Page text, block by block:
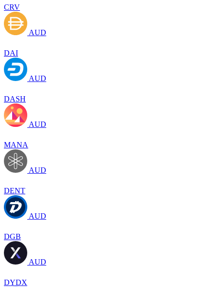
CRV
AUD
DAI
AUD
DASH
AUD
MANA
AUD
DENT
AUD
DGB
AUD
DYDX